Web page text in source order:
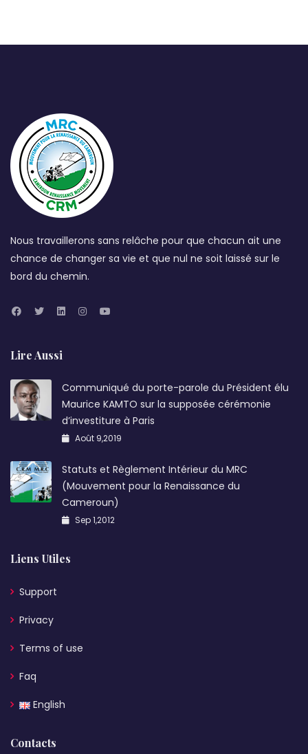
Nous travaillerons sans relâche pour que chacun ait une
chance de changer sa vie et que nul ne soit laissé sur le
bord du chemin.
Lire Aussi
Communiqué du porte-parole du Président élu
Maurice KAMTO sur la supposée cérémonie
d’investiture à Paris
Août 9,2019
Statuts et Règlement Intérieur du MRC
(Mouvement pour la Renaissance du
Cameroun)
Sep 1,2012
Liens Utiles
Support
Privacy
Terms of use
Faq
English
Contacts